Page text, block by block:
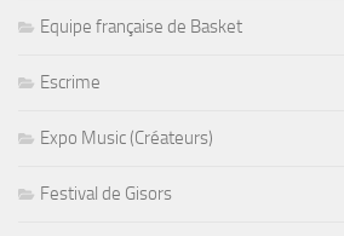
Equipe française de Basket
Escrime
Expo Music (Créateurs)
Festival de Gisors